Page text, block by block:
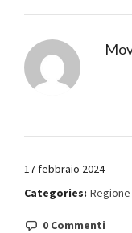
17 febbraio 2024
Categories: Regione
0 Commenti